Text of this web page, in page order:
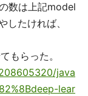
数は上記model
たければ、
もらった。
java
lear